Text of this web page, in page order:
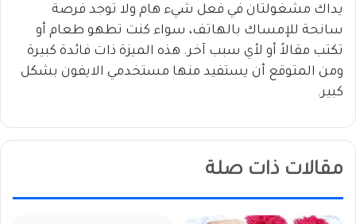
يداك مشغولتان في فعل شيء هام ولا توجد فرصة
سانحة للإمساك بالهاتف، سواء كنت تطهو طعام أو
تكتب مقالاً أو لأي سبب آخر. هذه الميزة ذات فائدة كبيرة
ومن المتوقع أن يستفيد منها مستخدمي الايفون بشكل
كبير.
مقالات ذات صلة